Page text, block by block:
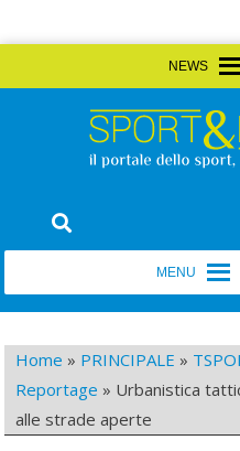
to
Sport&Impianti
Home » PRINCIPALE »
Reportage » Urbanistica
alle strade aperte